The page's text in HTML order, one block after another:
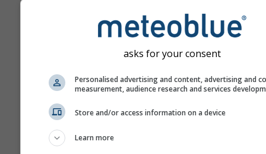
Прогноза је креирана
„ансамбл“ модела.
се више пролаза модела
параметрима како би се
прецизније проценила
предвидивост прогнозе.
asks for your consent
Personalised advertising and content, advertising and
measurement, audience research and services
Store and/or access information on a device
Learn more